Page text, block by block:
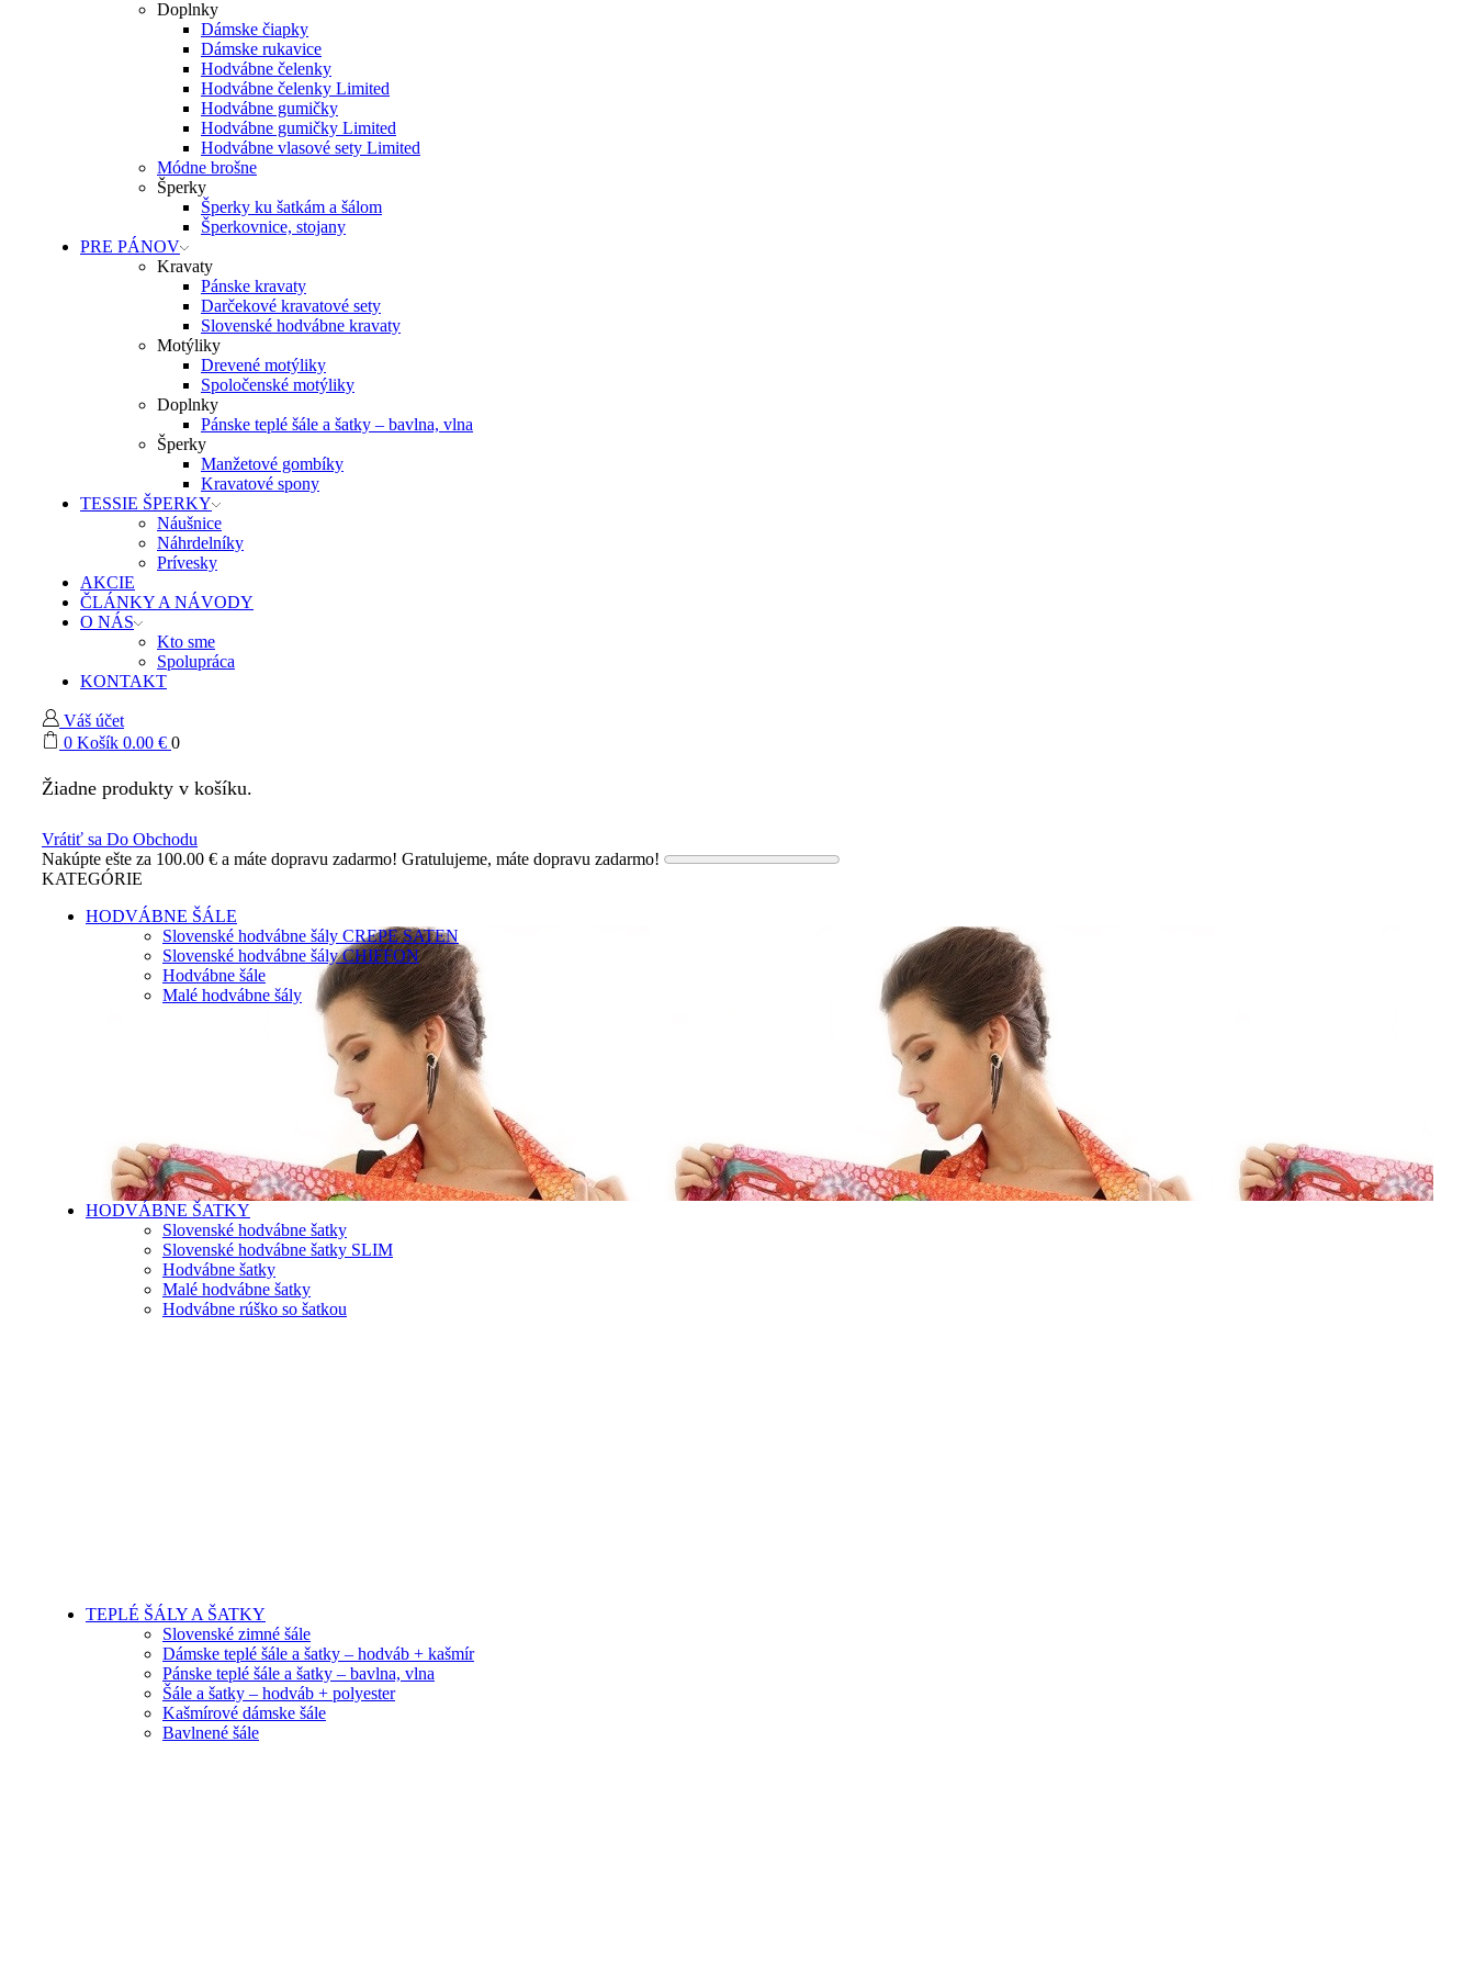
Doplnky
Dámske čiapky
Dámske rukavice
Hodvábne čelenky
Hodvábne čelenky Limited
Hodvábne gumičky
Hodvábne gumičky Limited
Hodvábne vlasové sety Limited
Módne brošne
Šperky
Šperky ku šatkám a šálom
Šperkovnice, stojany
PRE PÁNOV
Kravaty
Pánske kravaty
Darčekové kravatové sety
Slovenské hodvábne kravaty
Motýliky
Drevené motýliky
Spoločenské motýliky
Doplnky
Pánske teplé šále a šatky – bavlna, vlna
Šperky
Manžetové gombíky
Kravatové spony
TESSIE ŠPERKY
Náušnice
Náhrdelníky
Prívesky
AKCIE
ČLÁNKY A NÁVODY
O NÁS
Kto sme
Spolupráca
KONTAKT
Váš účet
0 Košík 0.00 € 0
Žiadne produkty v košíku.
Vrátiť sa Do Obchodu
Nakúpte ešte za 100.00 € a máte dopravu zadarmo! Gratulujeme, máte dopravu zadarmo!
KATEGÓRIE
HODVÁBNE ŠÁLE
Slovenské hodvábne šály CREPE SATEN
Slovenské hodvábne šály CHIFFON
Hodvábne šále
Malé hodvábne šály
HODVÁBNE ŠATKY
Slovenské hodvábne šatky
Slovenské hodvábne šatky SLIM
Hodvábne šatky
Malé hodvábne šatky
Hodvábne rúško so šatkou
TEPLÉ ŠÁLY A ŠATKY
Slovenské zimné šále
Dámske teplé šále a šatky – hodváb + kašmír
Pánske teplé šále a šatky – bavlna, vlna
Šále a šatky – hodváb + polyester
Kašmírové dámske šále
Bavlnené šále